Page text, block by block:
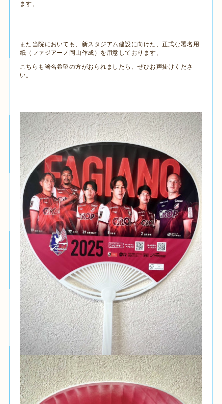
ます。
また当院においても、新スタジアム建設に向けた、正式な署名用
紙（ファジアーノ岡山作成）を用意しております。
こちらも署名希望の方がおられましたら、ぜひお声掛けくださ
い。